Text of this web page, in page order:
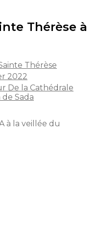
Thérèse à
Thérèse
2022
De la Cathédrale
Sada
à la veillée du